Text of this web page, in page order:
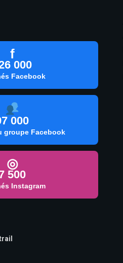
f
000
Facebook
000
groupe Facebook
◎
500
Instagram